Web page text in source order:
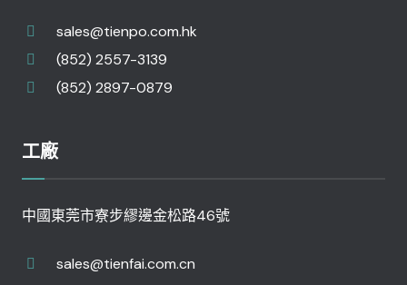
sales@tienpo.com.hk
(852) 2557-3139
(852) 2897-0879
工廠
中國東莞市寮步繆邊金松路46號
sales@tienfai.com.cn